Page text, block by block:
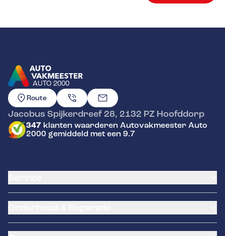
AUTO 2000
GA NAAR DE HOMEPAGINA
Route
Jacobus Spijkerdreef 28, 2132 PZ Hoofddorp
347 klanten waarderen Autovakmeester Auto
2000 gemiddeld met een 9.7
Banden service